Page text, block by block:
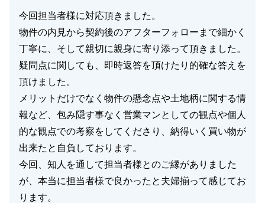
今回担当者様に対応頂きました。
物件の内見から契約後のアフターフォローまで細かく
丁寧に、そして親切に親身に寄り添って頂きました。
疑問点に関しても、即時返答を頂けたり的確な答えを
頂けました。
メリットだけでなく物件の懸念点や土地柄に関する情
報など、包み隠す事なく営業マンとしての観点や個人
的な観点での考察をしてくださり、納得いく買い物が
出来たと自負しております。
今回、知人を通して担当者様とのご縁がありました
が、本当に担当者様で良かったと夫婦揃って感じてお
ります。